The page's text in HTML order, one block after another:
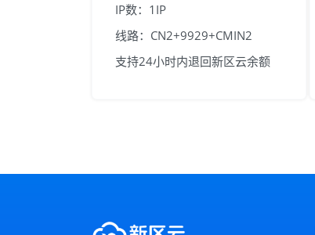
IP数：1IP
线路：CN2+9929+CMIN2
支持24小时内退回新区云余额